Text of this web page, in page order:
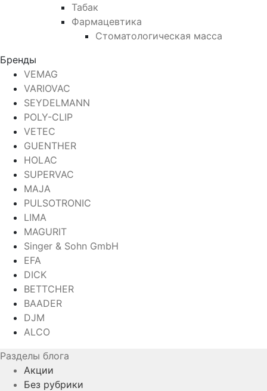
Табак
Фармацевтика
Стоматологическая масса
Бренды
VEMAG
VARIOVAC
SEYDELMANN
POLY-CLIP
VETEC
GUENTHER
HOLAC
SUPERVAC
MAJA
PULSOTRONIC
LIMA
MAGURIT
Singer & Sohn GmbH
EFA
DICK
BETTCHER
BAADER
DJM
ALCO
Разделы блога
Акции
Без рубрики